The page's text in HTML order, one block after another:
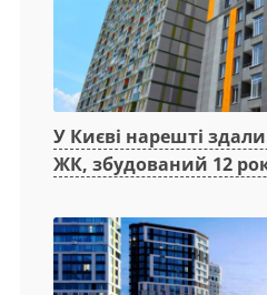
У Києві нарешті
ЖК, збудований 12